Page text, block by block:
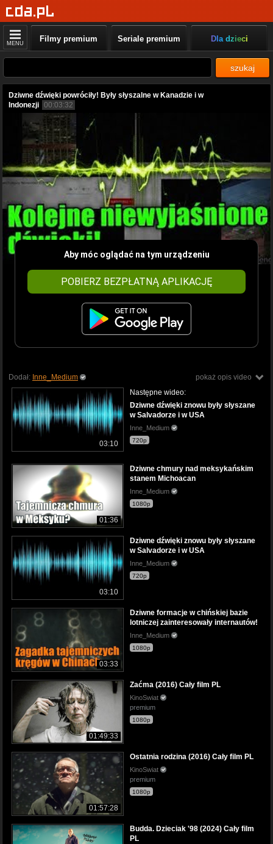
MENU Filmy premium Seriale premium Dla dzieci
szukaj
Dziwne dźwięki powróciły! Były słyszalne w Kanadzie i w
Indonezji 00:03:32
Aby móc oglądać na tym urządzeniu
POBIERZ BEZPŁATNĄ APLIKACJĘ
pokaż opis video
Dodał: Inne_Medium
03:10
Następne wideo:
Dziwne dźwięki znowu były słyszane
w Salvadorze i w USA
Inne_Medium
720p
01:36
Dziwne chmury nad meksykańskim
stanem Michoacan
Inne_Medium
1080p
03:10
Dziwne dźwięki znowu były słyszane
w Salvadorze i w USA
Inne_Medium
720p
03:33
Dziwne formacje w chińskiej bazie
lotniczej zainteresowały internautów!
Inne_Medium
1080p
01:49:33
Zaćma (2016) Cały film PL
KinoSwiat
premium
1080p
01:57:28
Ostatnia rodzina (2016) Cały film PL
KinoSwiat
premium
1080p
Budda. Dzieciak '98 (2024) Cały film
PL